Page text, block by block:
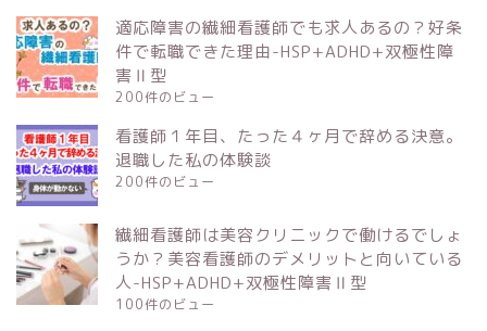
適応障害の繊細看護師でも求人あるの？好条
件で転職できた理由-HSP+ADHD+双極性障
害Ⅱ型
200件のビュー
看護師１年目、たった４ヶ月で辞める決意。
退職した私の体験談
200件のビュー
繊細看護師は美容クリニックで働けるでしょ
うか？美容看護師のデメリットと向いている
人-HSP+ADHD+双極性障害Ⅱ型
100件のビュー